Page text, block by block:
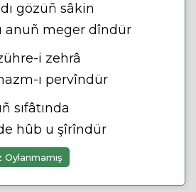
gözüñ sâkin
anuñ meger dîndür
i zehrâ
ı pervîndür
sıfâtında
hûb u şîrîndür
Oylanmamış